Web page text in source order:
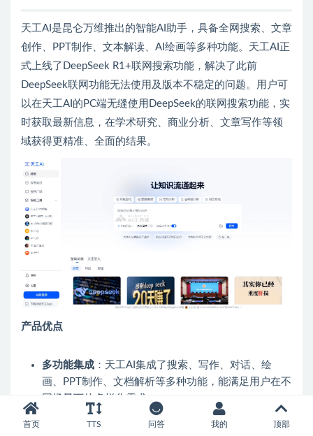
天工AI是昆仑万维推出的智能AI助手，具备全网搜索、文章
创作、PPT制作、文本解读、AI绘画等多种功能。天工AI正
式上线了DeepSeek R1+联网搜索功能，解决了此前
DeepSeek联网功能无法使用及版本不稳定的问题。用户可
以在天工AI的PC端无缝使用DeepSeek的联网搜索功能，实
时获取最新信息，在学术研究、商业分析、文章写作等领
域获得更精准、全面的结果。
产品优点
多功能集成 ：天工AI集成了搜索、写作、对话、绘
画、PPT制作、文档解析等多种功能，能满足用户在不
同场景下的多样化需求。
强大的搜索能力
：基于先进的大语言模型技术，能理
首页 TTS 问答 我的 顶部